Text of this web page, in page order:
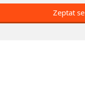
Zeptat se